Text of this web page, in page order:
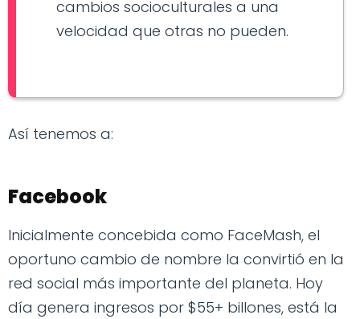
cambios socioculturales a una
velocidad que otras no pueden.
Así tenemos a:
Facebook
Inicialmente concebida como FaceMash, el
oportuno cambio de nombre la convirtió en la
red social más importante del planeta. Hoy
día genera ingresos por $55+ billones, está la